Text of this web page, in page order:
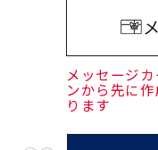
メッセージ
ンから先に
ります